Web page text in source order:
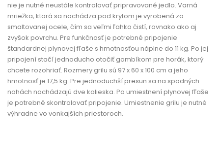
nie je nutné neustále kontrolovať pripravované jedlo. Varná
mriežka, ktorá sa nachádza pod krytom je vyrobená zo
smaltovanej ocele, čím sa veľmi ľahko čistí, rovnako ako aj
zvyšok povrchu. Pre funkčnosť je potrebné pripojenie
štandardnej plynovej fľaše s hmotnosťou náplne do 11 kg. Po jej
pripojení stačí jednoducho otočiť gombíkom pre horák, ktorý
chcete rozohriať. Rozmery grilu sú 97 x 60 x 100 cm a jeho
hmotnosť je 17,5 kg. Pre jednoduchší presun sa na spodných
nohách nachádzajú dve kolieska. Po umiestnení plynovej fľaše
je potrebné skontrolovať pripojenie. Umiestnenie grilu je nutné
výhradne vo vonkajších priestoroch.